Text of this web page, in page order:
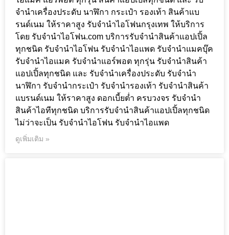
จำนำเครื่องประดับ นาฬิกา กระเป๋า รองเท้า สินค้าแบ
รนด์เนม ให้ราคาสูง รับจำนำไอโฟนกรุงเทพ ให้บริการ
โดย รับจํานําไอโฟน.com บริการรับจำนำสินค้าแอปเปิ้ล
ทุกชนิด รับจำนำไอโฟน รับจำนำไอแพด รับจำนำแมคบุ๊ค
รับจำนำไอแมค รับจำนำแอร์พอต ทุกรุ่น รับจำนำสินค้า
แอปเปิ้ลทุกชนิด และ รับจำนำเครื่องประดับ รับจำนำ
นาฬิกา รับจำนำกระเป๋า รับจำนำรองเท้า รับจำนำสินค้า
แบรนด์เนม ให้ราคาสูง ดอกเบี้ยต่ำ ครบวงจร รับจำนำ
สินค้าไอทีทุกชนิด บริการรับจำนำสินค้าแอปเปิ้ลทุกชนิด
ไม่ว่าจะเป็น รับจำนำไอโฟน รับจำนำไอแพด
ดูเพิ่มเติม »